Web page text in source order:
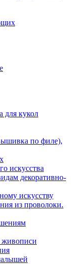
для кукол
по филе),
искусства
декоративно-
искусству
из проволоки.
живописи